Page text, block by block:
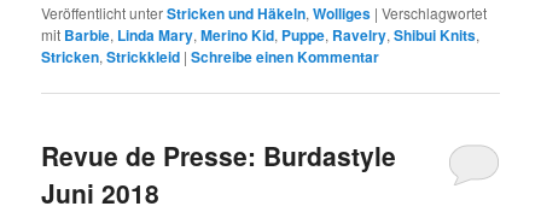
Veröffentlicht unterStricken und Häkeln,Wolliges |Verschlagwortet
mit Barbie, Linda Mary,Merino Kid, Puppe, Ravelry,Shibui Knits,
Stricken,Strickkleid |Schreibe einen Kommentar
Revue de Presse: Burdastyle
Juni 2018